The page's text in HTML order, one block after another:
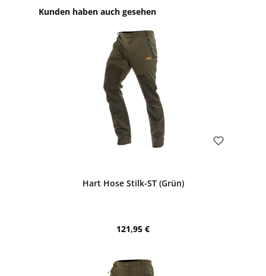
Produktgalerie überspringen
Kunden haben auch gesehen
Hart Hose Stilk-ST (Grün)
Regulärer Preis:
121,95 €